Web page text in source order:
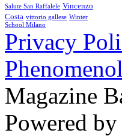
Salute San Raffalele Vincenzo
Costa vittorio gallese Winter
School Milano
Privacy
Magazine
Powered by